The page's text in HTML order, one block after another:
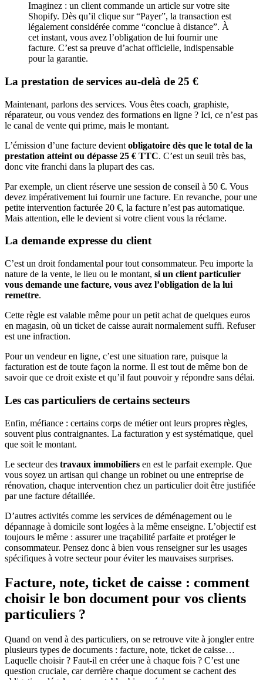
Imaginez : un client commande un article sur votre site
Shopify. Dès qu’il clique sur “Payer”, la transaction est
légalement considérée comme “conclue à distance”. À
cet instant, vous avez l’obligation de lui fournir une
facture. C’est sa preuve d’achat officielle, indispensable
pour la garantie.
La prestation de services au-delà de 25 €
Maintenant, parlons des services. Vous êtes coach, graphiste,
réparateur, ou vous vendez des formations en ligne ? Ici, ce n’est pas
le canal de vente qui prime, mais le montant.
L’émission d’une facture devient obligatoire dès que le total de la
prestation atteint ou dépasse 25 € TTC. C’est un seuil très bas,
donc vite franchi dans la plupart des cas.
Par exemple, un client réserve une session de conseil à 50 €. Vous
devez impérativement lui fournir une facture. En revanche, pour une
petite intervention facturée 20 €, la facture n’est pas automatique.
Mais attention, elle le devient si votre client vous la réclame.
La demande expresse du client
C’est un droit fondamental pour tout consommateur. Peu importe la
nature de la vente, le lieu ou le montant, si un client particulier
vous demande une facture, vous avez l’obligation de la lui
remettre.
Cette règle est valable même pour un petit achat de quelques euros
en magasin, où un ticket de caisse aurait normalement suffi. Refuser
est une infraction.
Pour un vendeur en ligne, c’est une situation rare, puisque la
facturation est de toute façon la norme. Il est tout de même bon de
savoir que ce droit existe et qu’il faut pouvoir y répondre sans délai.
Les cas particuliers de certains secteurs
Enfin, méfiance : certains corps de métier ont leurs propres règles,
souvent plus contraignantes. La facturation y est systématique, quel
que soit le montant.
Le secteur des travaux immobiliers en est le parfait exemple. Que
vous soyez un artisan qui change un robinet ou une entreprise de
rénovation, chaque intervention chez un particulier doit être justifiée
par une facture détaillée.
D’autres activités comme les services de déménagement ou le
dépannage à domicile sont logées à la même enseigne. L’objectif est
toujours le même : assurer une traçabilité parfaite et protéger le
consommateur. Pensez donc à bien vous renseigner sur les usages
spécifiques à votre secteur pour éviter les mauvaises surprises.
Facture, note, ticket de caisse : comment
choisir le bon document pour vos clients
particuliers ?
Quand on vend à des particuliers, on se retrouve vite à jongler entre
plusieurs types de documents : facture, note, ticket de caisse…
Laquelle choisir ? Faut-il en créer une à chaque fois ? C’est une
question cruciale, car derrière chaque document se cachent des